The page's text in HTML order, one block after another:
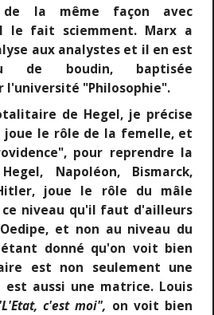
de la même façon avec
le fait sciemment. Marx a
aux analystes et il en est
de boudin, baptisée
l'université "Philosophie".
de Hegel, je précise
joue le rôle de la femelle, et
pour reprendre la
Napoléon, Bismarck,
joue le rôle du mâle
niveau qu'il faut d'ailleurs
et non au niveau du
donné qu'on voit bien
est non seulement une
aussi une matrice. Louis
c'est moi", on voit bien